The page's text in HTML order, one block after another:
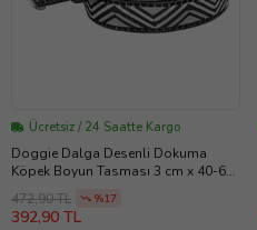
Ücretsiz / 24 Saatte Kargo
Doggie Dalga Desenli Dokuma
Köpek Boyun Tasması 3 cm x 40-60
cm Siyah
472,90 TL %17
392,90 TL